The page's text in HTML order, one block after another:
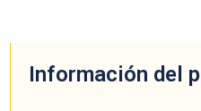
Información del